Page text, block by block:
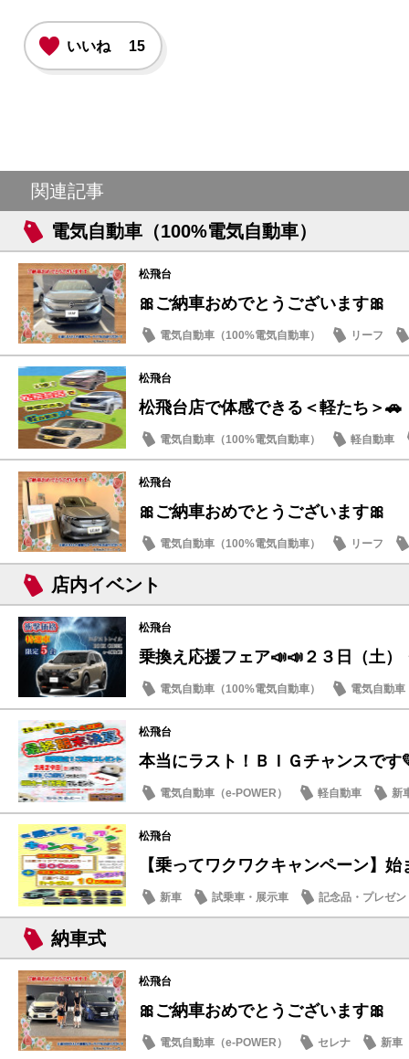
いいね 15
関連記事
電気自動車（100%電気自動車）
松飛台
🎀ご納車おめでとうございます🎀
電気自動車（100%電気自動車） リーフ
松飛台
松飛台店で体感できる＜軽たち＞🚗
電気自動車（100%電気自動車）
軽自動車
サクラ
松飛台
🎀ご納車おめでとうございます🎀
電気自動車（100%電気自動車） リーフ
店内イベント
松飛台
乗換え応援フェア📣📣２３日（土）
電気自動車（100%電気自動車）
電気自動車
店内イベント
日産のお店
松飛台
本当にラスト！ＢＩＧチャンスです
電気自動車（e-POWER） 軽自動車
新
日産のお店
松飛台
【乗ってワクワクキャンペーン】
新車 試乗車・展示車
記念品・プレゼン
日産のお店
納車式
松飛台
🎀ご納車おめでとうございます🎀
電気自動車（e-POWER） セレナ 新車